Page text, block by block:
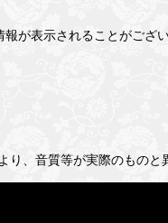
報が表示されることがござ
、音質等が実際のものと